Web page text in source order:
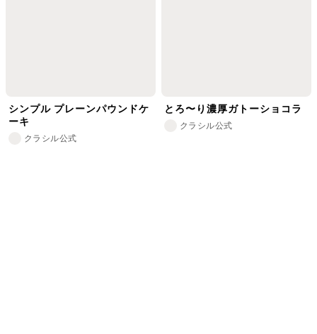
シンプル プレーンパウンドケ
ーキ
クラシル公式
とろ〜り濃厚ガトーショコラ
クラシル公式